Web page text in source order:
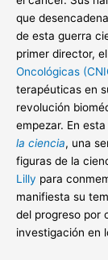
que
de esta guerra
primer director, el
Oncológicas
terapéuticas en
revolución
empezar. En
la ciencia, una
figuras de la
Lilly para
manifiesta su
del progreso por
investigación en